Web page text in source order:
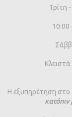
Τρίτη -
10:00 -
Κλειστά -
Η εξυπηρέτηση
κατόπιν